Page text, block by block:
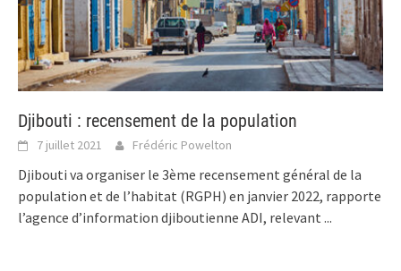
Djibouti : recensement de la population
7 juillet 2021 Frédéric Powelton
Djibouti va organiser le 3ème recensement général de la
population et de l’habitat (RGPH) en janvier 2022, rapporte
l’agence d’information djiboutienne ADI, relevant ...